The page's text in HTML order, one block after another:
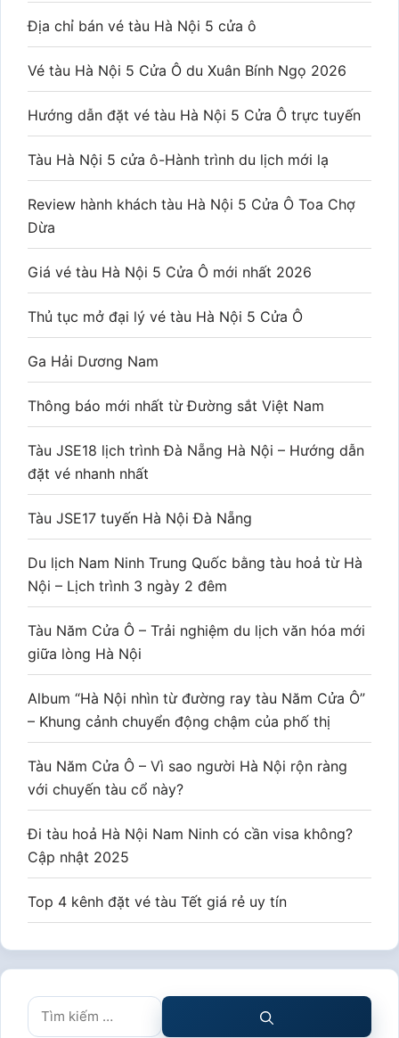
Địa chỉ bán vé tàu Hà Nội 5 cửa ô
Vé tàu Hà Nội 5 Cửa Ô du Xuân Bính Ngọ 2026
Hướng dẫn đặt vé tàu Hà Nội 5 Cửa Ô trực tuyến
Tàu Hà Nội 5 cửa ô-Hành trình du lịch mới lạ
Review hành khách tàu Hà Nội 5 Cửa Ô Toa Chợ
Dừa
Giá vé tàu Hà Nội 5 Cửa Ô mới nhất 2026
Thủ tục mở đại lý vé tàu Hà Nội 5 Cửa Ô
Ga Hải Dương Nam
Thông báo mới nhất từ Đường sắt Việt Nam
Tàu JSE18 lịch trình Đà Nẵng Hà Nội – Hướng dẫn
đặt vé nhanh nhất
Tàu JSE17 tuyến Hà Nội Đà Nẵng
Du lịch Nam Ninh Trung Quốc bằng tàu hoả từ Hà
Nội – Lịch trình 3 ngày 2 đêm
Tàu Năm Cửa Ô – Trải nghiệm du lịch văn hóa mới
giữa lòng Hà Nội
Album “Hà Nội nhìn từ đường ray tàu Năm Cửa Ô”
– Khung cảnh chuyển động chậm của phố thị
Tàu Năm Cửa Ô – Vì sao người Hà Nội rộn ràng
với chuyến tàu cổ này?
Đi tàu hoả Hà Nội Nam Ninh có cần visa không?
Cập nhật 2025
Top 4 kênh đặt vé tàu Tết giá rẻ uy tín
Tìm
kiếm